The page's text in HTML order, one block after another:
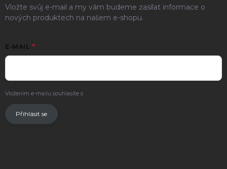
Vložte svůj e-mail a my vám budeme zasílat informace o
nových produktech na našem e-shopu.
E-MAIL
Vložením e-mailu souhlasíte s .
Přihlásit se